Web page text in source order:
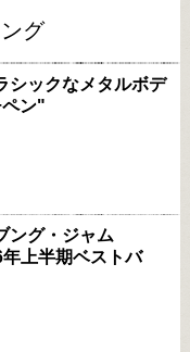
グ
シックなメタルボデ
ペン"
ング・ジャム
上半期ベストバ